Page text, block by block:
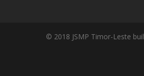
© 2018 JSMP Timor-Leste